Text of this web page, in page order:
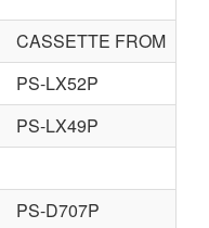
CASSETTE FROM
PS-LX52P
PS-LX49P
PS-D707P